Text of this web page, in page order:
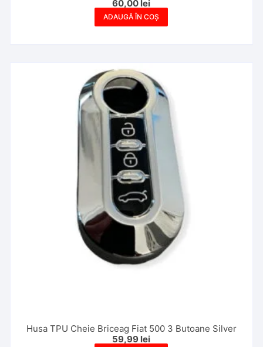
60,00 lei
ADAUGĂ ÎN COȘ
Husa TPU Cheie Briceag Fiat 500 3 Butoane Silver
59,99 lei